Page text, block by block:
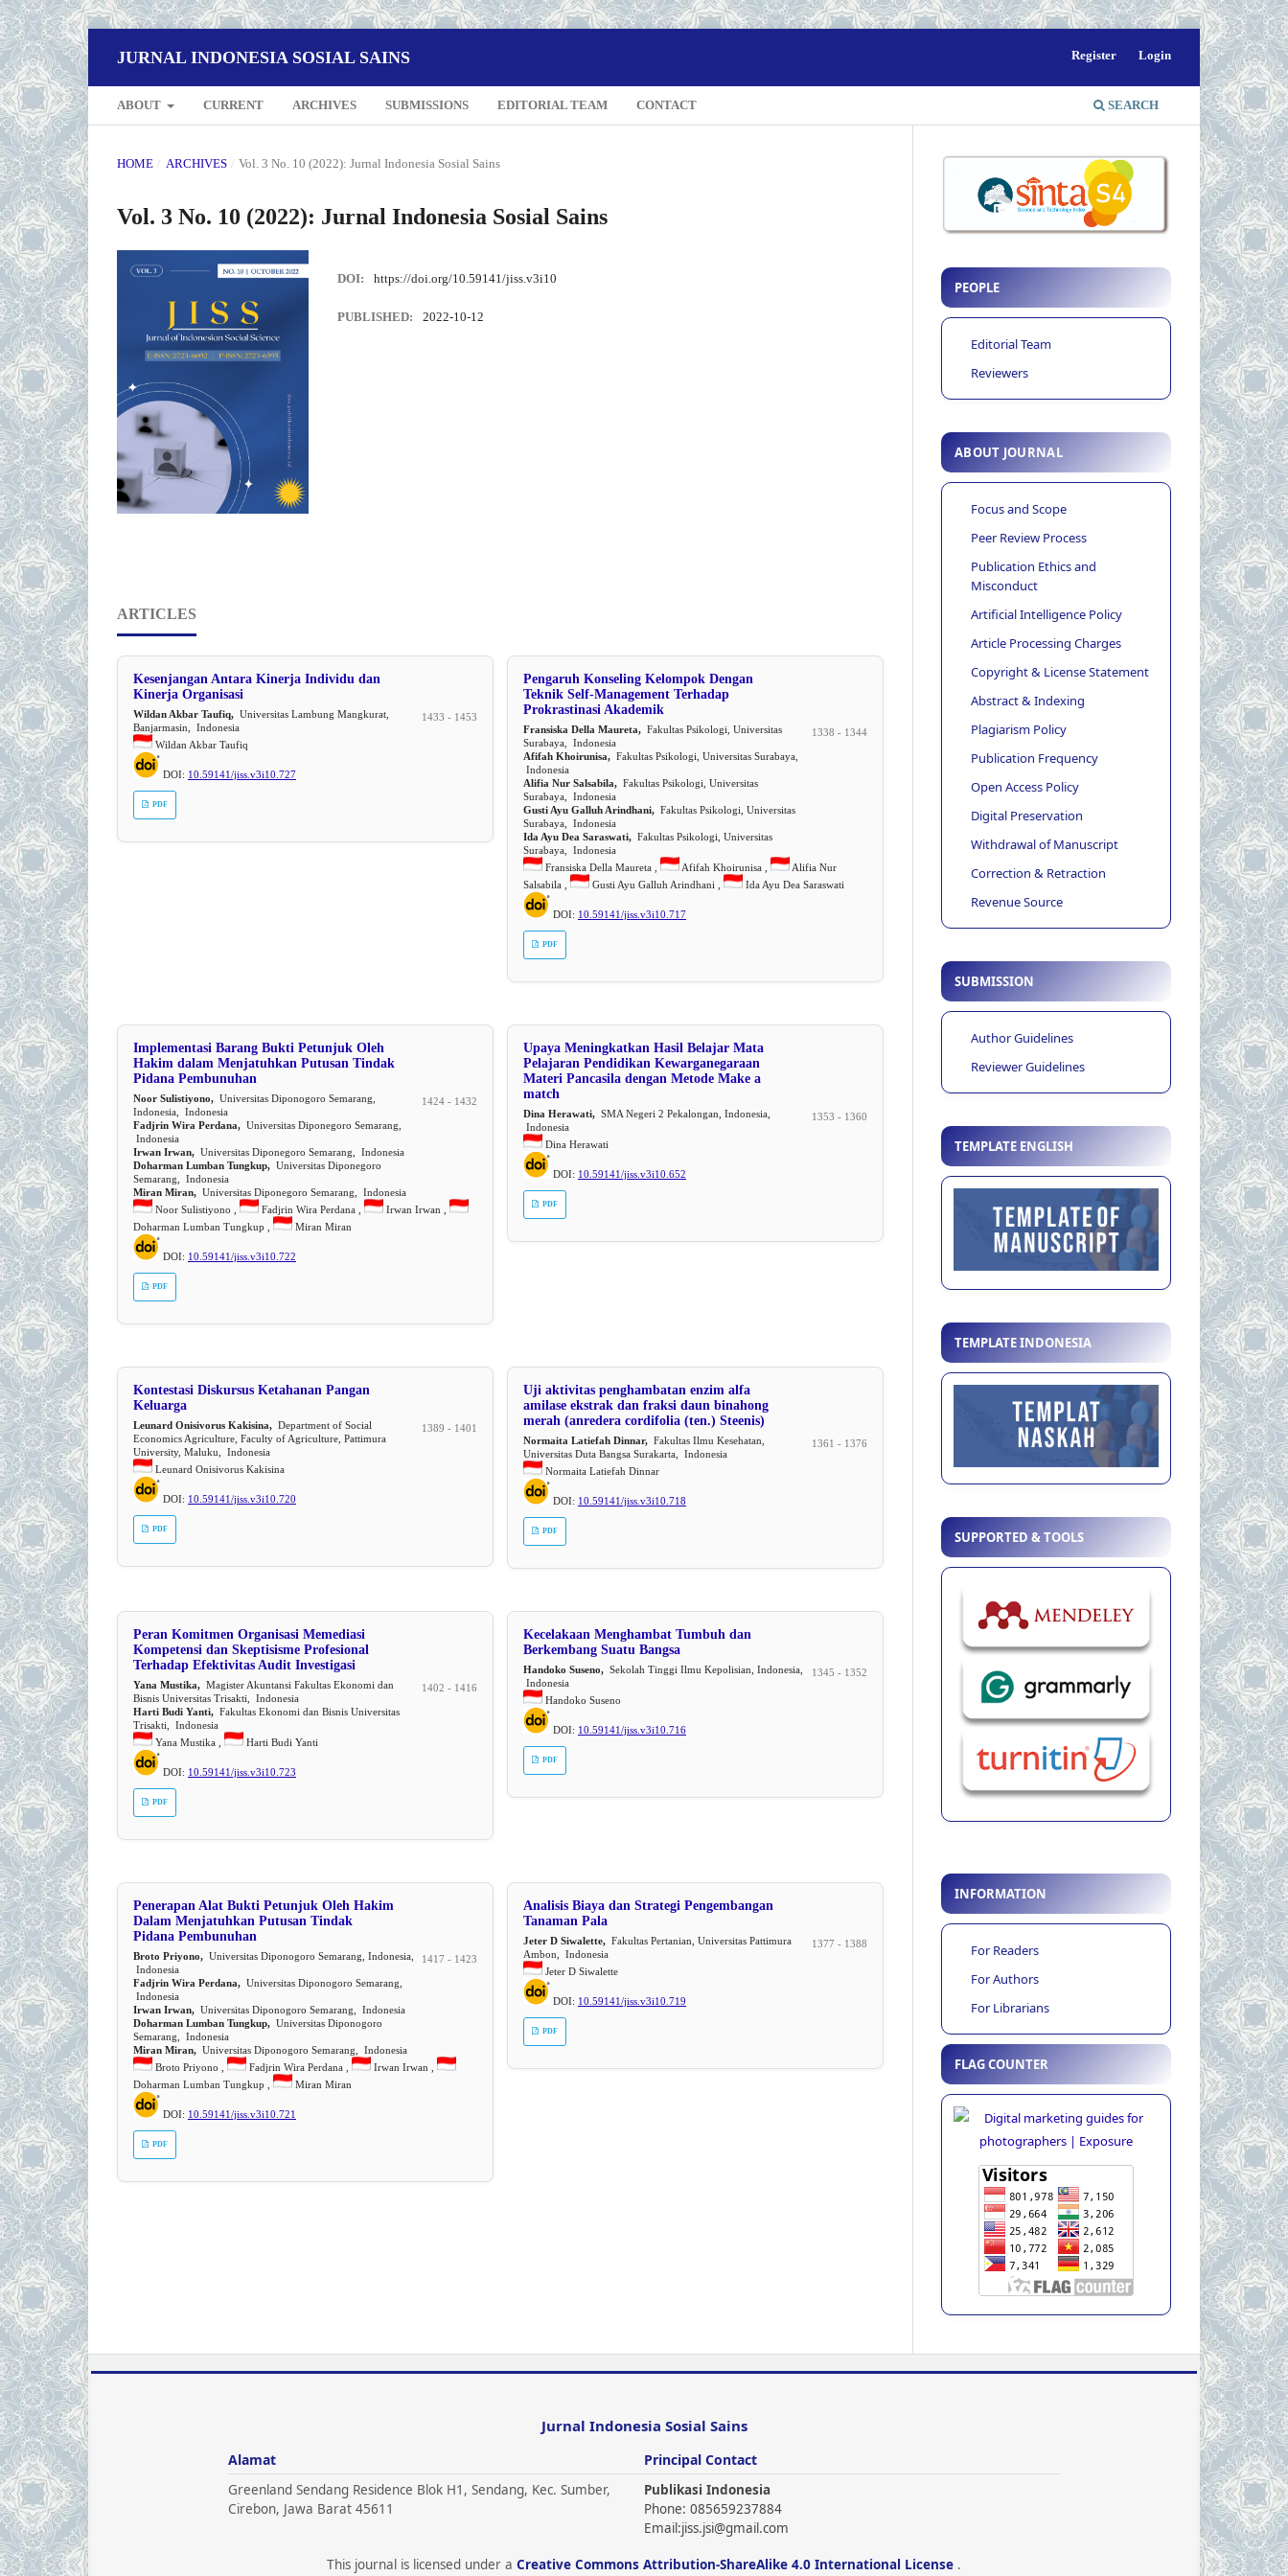
JURNAL INDONESIA SOSIAL SAINS
ABOUT CURRENT ARCHIVES SUBMISSIONS EDITORIAL TEAM CONTACT SEARCH
Register Login
HOME / ARCHIVES / Vol. 3 No. 10 (2022): Jurnal Indonesia Sosial Sains
Vol. 3 No. 10 (2022): Jurnal Indonesia Sosial Sains
DOI: https://doi.org/10.59141/jiss.v3i10
PUBLISHED: 2022-10-12
ARTICLES
Kesenjangan Antara Kinerja Individu dan
Kinerja Organisasi
Wildan Akbar Taufiq, Universitas Lambung Mangkurat,
Banjarmasin, Indonesia
Wildan Akbar Taufiq
DOI: 10.59141/jiss.v3i10.727
1433 - 1453
PDF
Pengaruh Konseling Kelompok Dengan
Teknik Self-Management Terhadap
Prokrastinasi Akademik
Fransiska Della Maureta, Fakultas Psikologi, Universitas
Surabaya, Indonesia
Afifah Khoirunisa, Fakultas Psikologi, Universitas Surabaya,
Indonesia
Alifia Nur Salsabila, Fakultas Psikologi, Universitas
Surabaya, Indonesia
Gusti Ayu Galluh Arindhani, Fakultas Psikologi, Universitas
Surabaya, Indonesia
Ida Ayu Dea Saraswati, Fakultas Psikologi, Universitas
Surabaya, Indonesia
Fransiska Della Maureta ,
Afifah Khoirunisa ,
Alifia Nur
Salsabila ,
Gusti Ayu Galluh Arindhani , Ida Ayu Dea Saraswati
DOI: 10.59141/jiss.v3i10.717
1338 - 1344
PDF
Implementasi Barang Bukti Petunjuk Oleh
Hakim dalam Menjatuhkan Putusan Tindak
Pidana Pembunuhan
Noor Sulistiyono, Universitas Diponogoro Semarang,
Indonesia, Indonesia
Fadjrin Wira Perdana, Universitas Diponegoro Semarang,
Indonesia
Irwan Irwan, Universitas Diponegoro Semarang, Indonesia
Doharman Lumban Tungkup, Universitas Diponegoro
Semarang, Indonesia
Miran Miran, Universitas Diponegoro Semarang, Indonesia
Noor Sulistiyono ,
Fadjrin Wira Perdana ,
Irwan Irwan ,
Doharman Lumban Tungkup ,
Miran Miran
DOI: 10.59141/jiss.v3i10.722
1424 - 1432
PDF
Upaya Meningkatkan Hasil Belajar Mata
Pelajaran Pendidikan Kewarganegaraan
Materi Pancasila dengan Metode Make a
match
Dina Herawati, SMA Negeri 2 Pekalongan, Indonesia,
Indonesia
Dina Herawati
DOI: 10.59141/jiss.v3i10.652
1353 - 1360
PDF
Kontestasi Diskursus Ketahanan Pangan
Keluarga
Leunard Onisivorus Kakisina, Department of Social
Economics Agriculture, Faculty of Agriculture, Pattimura
University, Maluku, Indonesia
Leunard Onisivorus Kakisina
DOI: 10.59141/jiss.v3i10.720
1389 - 1401
PDF
Uji aktivitas penghambatan enzim alfa
amilase ekstrak dan fraksi daun binahong
merah (anredera cordifolia (ten.) Steenis)
Normaita Latiefah Dinnar, Fakultas Ilmu Kesehatan,
Universitas Duta Bangsa Surakarta, Indonesia
Normaita Latiefah Dinnar
DOI: 10.59141/jiss.v3i10.718
1361 - 1376
PDF
Peran Komitmen Organisasi Memediasi
Kompetensi dan Skeptisisme Profesional
Terhadap Efektivitas Audit Investigasi
Yana Mustika, Magister Akuntansi Fakultas Ekonomi dan
Bisnis Universitas Trisakti, Indonesia
Harti Budi Yanti, Fakultas Ekonomi dan Bisnis Universitas
Trisakti, Indonesia
Yana Mustika ,
Harti Budi Yanti
DOI: 10.59141/jiss.v3i10.723
1402 - 1416
PDF
Kecelakaan Menghambat Tumbuh dan
Berkembang Suatu Bangsa
Handoko Suseno, Sekolah Tinggi Ilmu Kepolisian, Indonesia,
Indonesia
Handoko Suseno
DOI: 10.59141/jiss.v3i10.716
1345 - 1352
PDF
Penerapan Alat Bukti Petunjuk Oleh Hakim
Dalam Menjatuhkan Putusan Tindak
Pidana Pembunuhan
Broto Priyono, Universitas Diponogoro Semarang, Indonesia,
Indonesia
Fadjrin Wira Perdana, Universitas Diponogoro Semarang,
Indonesia
Irwan Irwan, Universitas Diponogoro Semarang, Indonesia
Doharman Lumban Tungkup, Universitas Diponogoro
Semarang, Indonesia
Miran Miran, Universitas Diponogoro Semarang, Indonesia
Broto Priyono ,
Fadjrin Wira Perdana ,
Irwan Irwan ,
Doharman Lumban Tungkup ,
Miran Miran
DOI: 10.59141/jiss.v3i10.721
1417 - 1423
PDF
Analisis Biaya dan Strategi Pengembangan
Tanaman Pala
Jeter D Siwalette, Fakultas Pertanian, Universitas Pattimura
Ambon, Indonesia
Jeter D Siwalette
DOI: 10.59141/jiss.v3i10.719
1377 - 1388
PDF
PEOPLE
Editorial Team
Reviewers
ABOUT JOURNAL
Focus and Scope
Peer Review Process
Publication Ethics and
Misconduct
Artificial Intelligence Policy
Article Processing Charges
Copyright & License Statement
Abstract & Indexing
Plagiarism Policy
Publication Frequency
Open Access Policy
Digital Preservation
Withdrawal of Manuscript
Correction & Retraction
Revenue Source
SUBMISSION
Author Guidelines
Reviewer Guidelines
TEMPLATE ENGLISH
TEMPLATE INDONESIA
SUPPORTED & TOOLS
INFORMATION
For Readers
For Authors
For Librarians
FLAG COUNTER
Jurnal Indonesia Sosial Sains
Alamat
Greenland Sendang Residence Blok H1, Sendang, Kec. Sumber,
Cirebon, Jawa Barat 45611
Principal Contact
Publikasi Indonesia
Phone: 085659237884
Email:jiss.jsi@gmail.com
This journal is licensed under a Creative Commons Attribution-ShareAlike 4.0 International License .